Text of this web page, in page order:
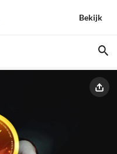
Bekijk